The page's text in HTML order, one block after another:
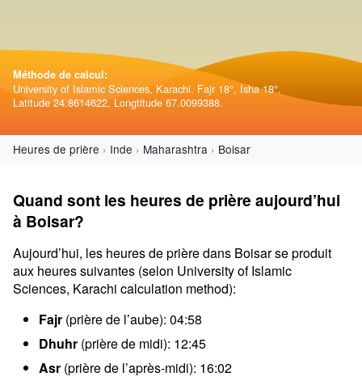
Méthode de calcul:
University of Islamic Sciences, Karachi. Fajr 18°, Isha 18°.
Latitude 24.8614622, Longtitude 67.0099388.
Heures de prière Inde Maharashtra Boisar
Quand sont les heures de prière aujourd’hui
à Boisar?
Aujourd’hui, les heures de prière dans Boisar se produit
aux heures suivantes (selon University of Islamic
Sciences, Karachi calculation method):
Fajr (prière de l’aube): 04:58
Dhuhr (prière de midi): 12:45
Asr (prière de l’après-midi): 16:02